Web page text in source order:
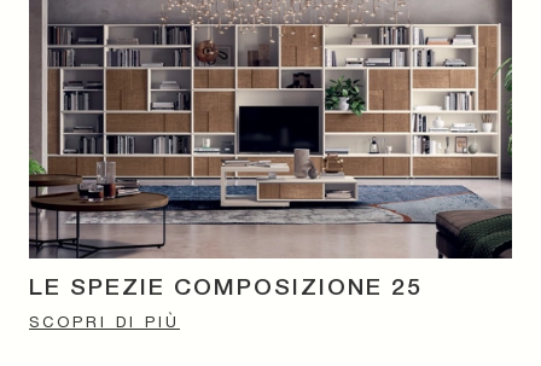
LE SPEZIE COMPOSIZIONE 25
SCOPRI DI PIÙ